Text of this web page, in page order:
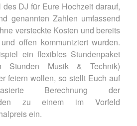
DJ für Eure Hochzeit darauf,
genannten Zahlen umfassend
versteckte Kosten und bereits
offen kommuniziert wurden.
ein flexibles Stundenpaket
Stunden Musik & Technik)
feiern wollen, so stellt Euch auf
Berechnung der
zu einem im Vorfeld
ein.